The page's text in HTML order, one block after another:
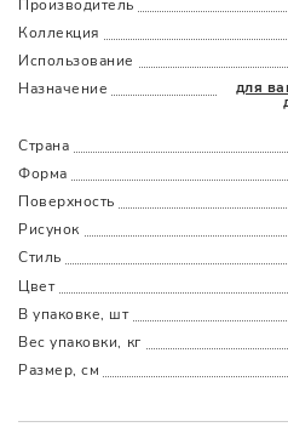
Производитель
Коллекция
Использование
Назначение
для
Страна
Форма
Поверхность
Рисунок
Стиль
Цвет
В упаковке, шт
Вес упаковки, кг
Размер, см
НаличымиКартойПо счетуДолями